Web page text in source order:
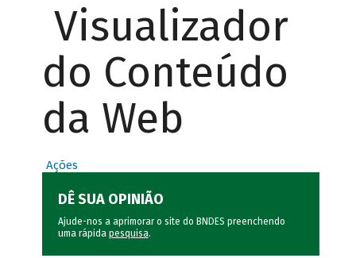
Visualizador
do Conteúdo
da Web
Ações
DÊ SUA OPINIÃO
Ajude-nos a aprimorar o site do BNDES preenchendo
uma rápida pesquisa.